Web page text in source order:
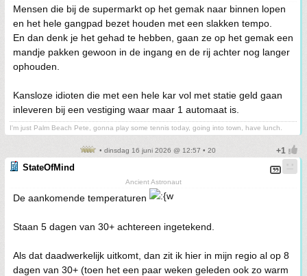
Mensen die bij de supermarkt op het gemak naar binnen lopen
en het hele gangpad bezet houden met een slakken tempo.
En dan denk je het gehad te hebben, gaan ze op het gemak een
mandje pakken gewoon in de ingang en de rij achter nog langer
ophouden.
Kansloze idioten die met een hele kar vol met statie geld gaan
inleveren bij een vestiging waar maar 1 automaat is.
I'm just Palm Beach Pete, gonna play some tennis today, going into town, have lunch.
• dinsdag 16 juni 2026 @ 12:57 • 20
StateOfMind
Ancient Astronaut
De aankomende temperaturen
Staan 5 dagen van 30+ achtereen ingetekend.
Als dat daadwerkelijk uitkomt, dan zit ik hier in mijn regio al op 8
dagen van 30+ (toen het een paar weken geleden ook zo warm